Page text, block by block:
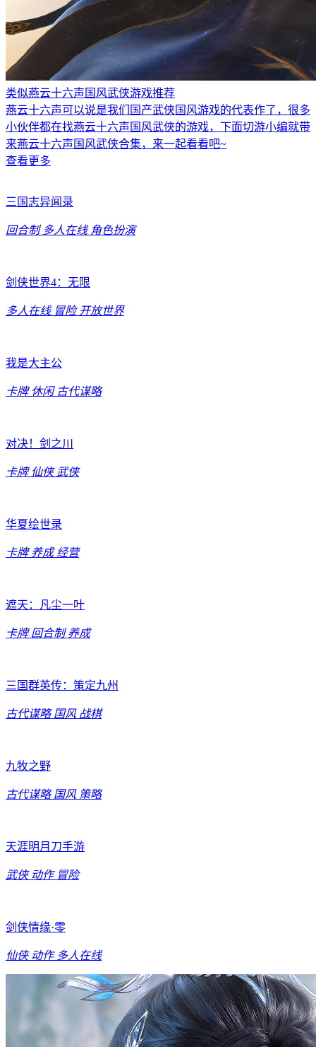
类似燕云十六声国风武侠游戏推荐
燕云十六声可以说是我们国产武侠国风游戏的代表作了，很多
小伙伴都在找燕云十六声国风武侠的游戏，下面切游小编就带
来燕云十六声国风武侠合集，来一起看看吧~
查看更多
三国志异闻录
回合制 多人在线 角色扮演
剑侠世界4：无限
多人在线 冒险 开放世界
我是大主公
卡牌 休闲 古代谋略
对决！剑之川
卡牌 仙侠 武侠
华夏绘世录
卡牌 养成 经营
遮天：凡尘一叶
卡牌 回合制 养成
三国群英传：策定九州
古代谋略 国风 战棋
九牧之野
古代谋略 国风 策略
天涯明月刀手游
武侠 动作 冒险
剑侠情缘·零
仙侠 动作 多人在线